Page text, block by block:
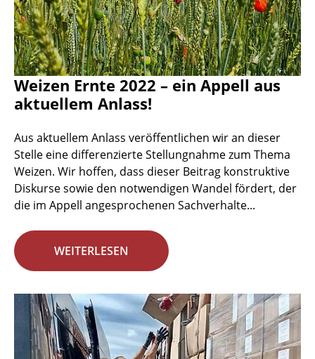
Weizen Ernte 2022 – ein Appell aus
aktuellem Anlass!
Aus aktuellem Anlass veröffentlichen wir an dieser
Stelle eine differenzierte Stellungnahme zum Thema
Weizen. Wir hoffen, dass dieser Beitrag konstruktive
Diskurse sowie den notwendigen Wandel fördert, der
die im Appell angesprochenen Sachverhalte...
WEITERLESEN